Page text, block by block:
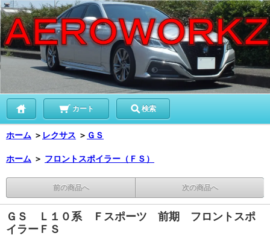
カート 検索
ホーム ＞ レクサス ＞ ＧＳ
ホーム ＞ フロントスポイラー（ＦＳ）
前の商品へ 次の商品へ
ＧＳ Ｌ１０系 Ｆスポーツ 前期 フロントスポ
イラーＦＳ